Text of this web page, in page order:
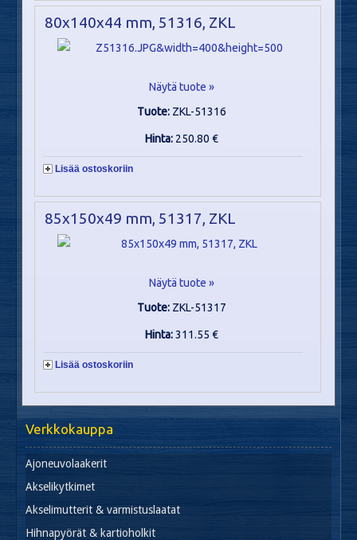
80x140x44 mm, 51316, ZKL
Näytä tuote »
Tuote: ZKL-51316
Hinta: 250.80 €
Lisää ostoskoriin
85x150x49 mm, 51317, ZKL
Näytä tuote »
Tuote: ZKL-51317
Hinta:311.55 €
Lisää ostoskoriin
Verkkokauppa
Ajoneuvolaakerit
Akselikytkimet
Akselimutterit & varmistuslaatat
Hihnapyörät & kartioholkit